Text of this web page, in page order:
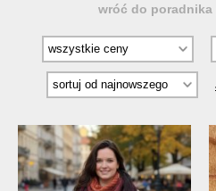
wróć do poradnika